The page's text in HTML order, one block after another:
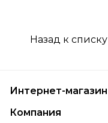
Назад к списку
Интернет-магазин
Компания